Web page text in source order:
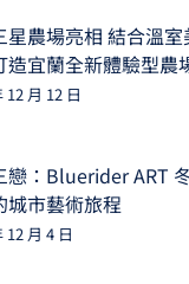
星農場亮相 結合溫
宜蘭全新體驗型農
12 月 12 日
戀：Bluerider ART
城市藝術旅程
12 月 4 日